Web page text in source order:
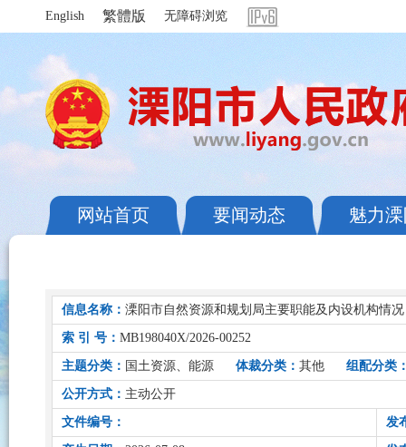
English 繁體版 无障碍浏览
网站首页 要闻动态 魅力
信息名称： 溧阳市自然资源和规划局主要职能及内设机构情况
索 引 号： MB198040X/2026-00252
主题分类： 国土资源、能源 体裁分类： 其他 组配分类
公开方式： 主动公开
文件编号： 发